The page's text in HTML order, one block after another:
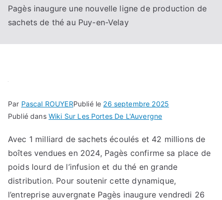
Pagès inaugure une nouvelle ligne de production de
sachets de thé au Puy-en-Velay
Par Pascal ROUYERPublié le 26 septembre 2025
Publié dans Wiki Sur Les Portes De L'Auvergne
Avec 1 milliard de sachets écoulés et 42 millions de
boîtes vendues en 2024, Pagès confirme sa place de
poids lourd de l’infusion et du thé en grande
distribution. Pour soutenir cette dynamique,
l’entreprise auvergnate Pagès inaugure vendredi 26